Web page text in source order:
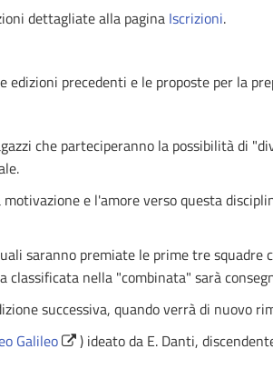
dettagliate alla pagina Iscrizioni.
precedenti e le proposte per la
che parteciperanno la possibilità di
e l'amore verso questa
saranno premiate le prime tre
nella "combinata" sarà
successiva, quando verrà di nuovo
Galileo
) ideato da E. Danti,